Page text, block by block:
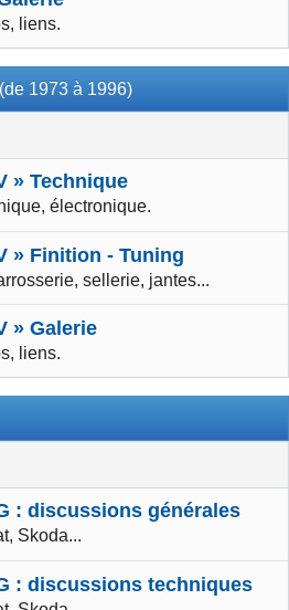
liens.
1973 à 1996)
» Technique
électronique.
» Finition - Tuning
sellerie, jantes...
» Galerie
liens.
: discussions générales
Skoda...
: discussions techniques